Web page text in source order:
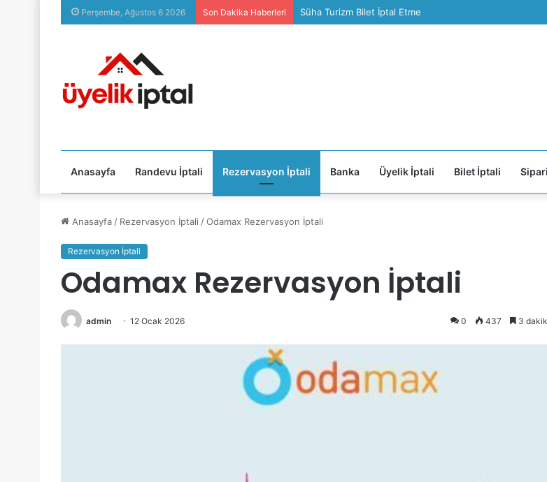
Perşembe, Ağustos 6 2026 Son Dakika Haberleri Süha Turizm Bilet İptal Etme
Anasayfa Randevu İptali Rezervasyon İptali Banka Üyelik İptali Bilet İptali
Anasayfa / Rezervasyon İptali /Odamax Rezervasyon İptali
Rezervasyon İptali
Odamax Rezervasyon İptali
admin 12 Ocak 2026 0 437 3